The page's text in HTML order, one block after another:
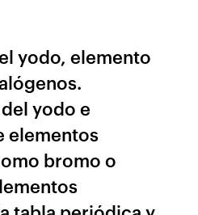
yodo, elemento
yodo e
elementos
bromo o